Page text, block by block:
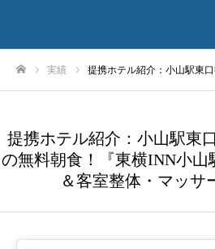
実績 提携ホテル紹介：小山駅東口徒歩3分＆こだわりの無料朝食！『東
提携ホテル紹介：小山駅東
の無料朝食！『東横INN小山
＆客室整体・マッサ